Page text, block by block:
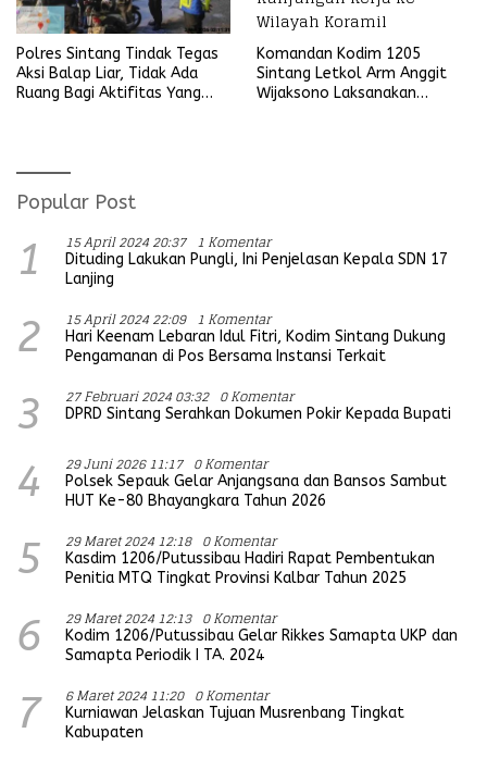
Polres Sintang Tindak Tegas
Aksi Balap Liar, Tidak Ada
Ruang Bagi Aktifitas Yang
Komandan Kodim 1205
Sintang Letkol Arm Anggit
Wijaksono Laksanakan
Popular Post
1 15 April 2024 20:37 1 Komentar
Dituding Lakukan Pungli, Ini Penjelasan Kepala SDN 17
Lanjing
2 15 April 2024 22:09 1 Komentar
Hari Keenam Lebaran Idul Fitri, Kodim Sintang Dukung
Pengamanan di Pos Bersama Instansi Terkait
3 27 Februari 2024 03:32 0 Komentar
DPRD Sintang Serahkan Dokumen Pokir Kepada Bupati
4 29 Juni 2026 11:17 0 Komentar
Polsek Sepauk Gelar Anjangsana dan Bansos Sambut
HUT Ke-80 Bhayangkara Tahun 2026
5 29 Maret 2024 12:18 0 Komentar
Kasdim 1206/Putussibau Hadiri Rapat Pembentukan
Penitia MTQ Tingkat Provinsi Kalbar Tahun 2025
6 29 Maret 2024 12:13 0 Komentar
Kodim 1206/Putussibau Gelar Rikkes Samapta UKP dan
Samapta Periodik I TA. 2024
7 6 Maret 2024 11:20 0 Komentar
Kurniawan Jelaskan Tujuan Musrenbang Tingkat
Kabupaten